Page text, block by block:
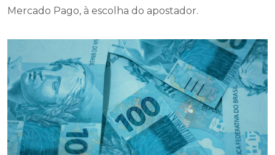
Mercado Pago, à escolha do apostador.